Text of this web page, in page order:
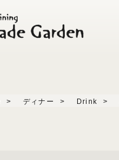
> ディナー > Drink >